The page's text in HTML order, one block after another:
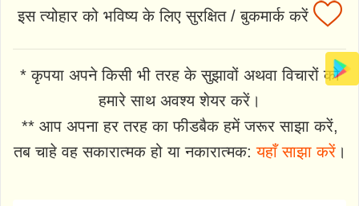
इस त्योहार को भविष्य के लिए सुरक्षित / बुकमार्क करें
* कृपया अपने किसी भी तरह के सुझावों अथवा विचारों को
हमारे साथ अवश्य शेयर करें।
** आप अपना हर तरह का फीडबैक हमें जरूर साझा करें,
तब चाहे वह सकारात्मक हो या नकारात्मक:यहाँ साझा करें।